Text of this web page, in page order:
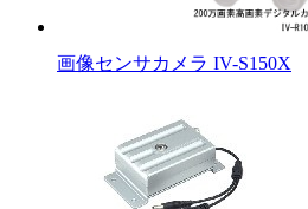
画像センサカメラ IV-S150X